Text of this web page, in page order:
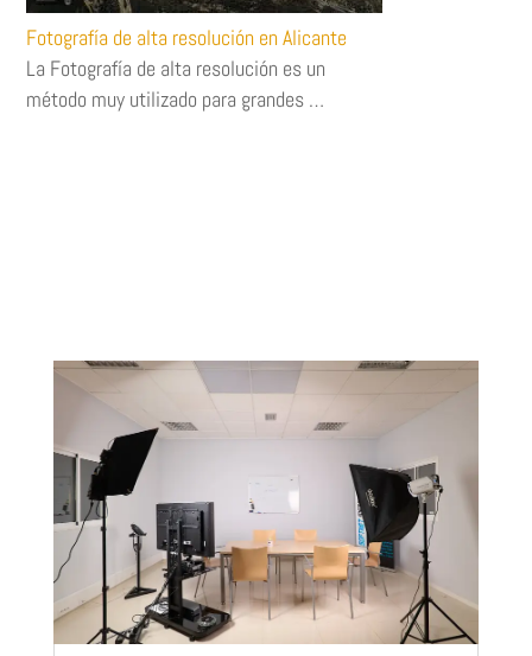
Fotografía de alta resolución en Alicante
La Fotografía de alta resolución es un
método muy utilizado para grandes …